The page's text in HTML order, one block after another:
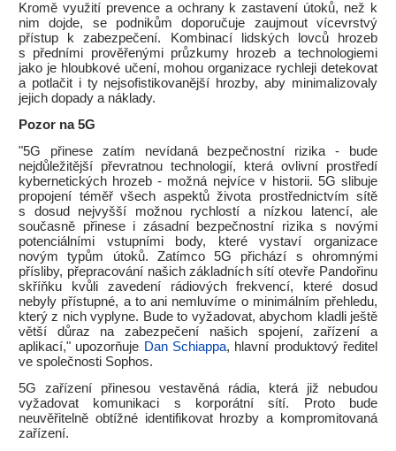
Kromě využití prevence a ochrany k zastavení útoků, než k
nim dojde, se podnikům doporučuje zaujmout vícevrstvý
přístup k zabezpečení. Kombinací lidských lovců hrozeb
s předními prověřenými průzkumy hrozeb a technologiemi
jako je hloubkové učení, mohou organizace rychleji detekovat
a potlačit i ty nejsofistikovanější hrozby, aby minimalizovaly
jejich dopady a náklady.
Pozor na 5G
"5G přinese zatím nevídaná bezpečnostní rizika - bude
nejdůležitější převratnou technologií, která ovlivní prostředí
kybernetických hrozeb - možná nejvíce v historii. 5G slibuje
propojení téměř všech aspektů života prostřednictvím sítě
s dosud nejvyšší možnou rychlostí a nízkou latencí, ale
současně přinese i zásadní bezpečnostní rizika s novými
potenciálními vstupními body, které vystaví organizace
novým typům útoků. Zatímco 5G přichází s ohromnými
přísliby, přepracování našich základních sítí otevře Pandořinu
skříňku kvůli zavedení rádiových frekvencí, které dosud
nebyly přístupné, a to ani nemluvíme o minimálním přehledu,
který z nich vyplyne. Bude to vyžadovat, abychom kladli ještě
větší důraz na zabezpečení našich spojení, zařízení a
aplikací," upozorňuje Dan Schiappa, hlavní produktový ředitel
ve společnosti Sophos.
5G zařízení přinesou vestavěná rádia, která již nebudou
vyžadovat komunikaci s korporátní sítí. Proto bude
neuvěřitelně obtížné identifikovat hrozby a kompromitovaná
zařízení.